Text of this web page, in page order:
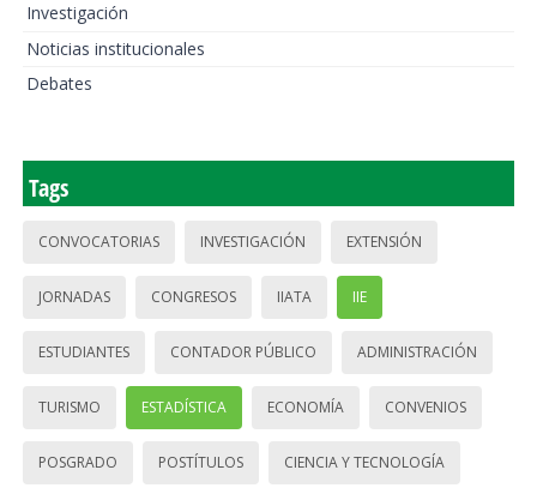
Investigación
Noticias institucionales
Debates
Tags
CONVOCATORIAS INVESTIGACIÓN EXTENSIÓN
JORNADAS CONGRESOS IIATA IIE
ESTUDIANTES CONTADOR PÚBLICO ADMINISTRACIÓN
TURISMO ESTADÍSTICA ECONOMÍA CONVENIOS
POSGRADO POSTÍTULOS CIENCIA Y TECNOLOGÍA